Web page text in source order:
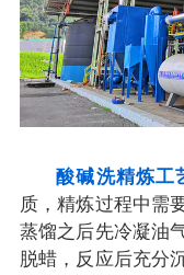
酸碱洗精炼工
质，精炼过程中需
蒸馏之后先冷凝油
脱蜡，反应后充分